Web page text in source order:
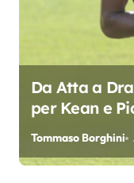
Da Atta a
per Kean e
oscar del
Tommaso Borghini